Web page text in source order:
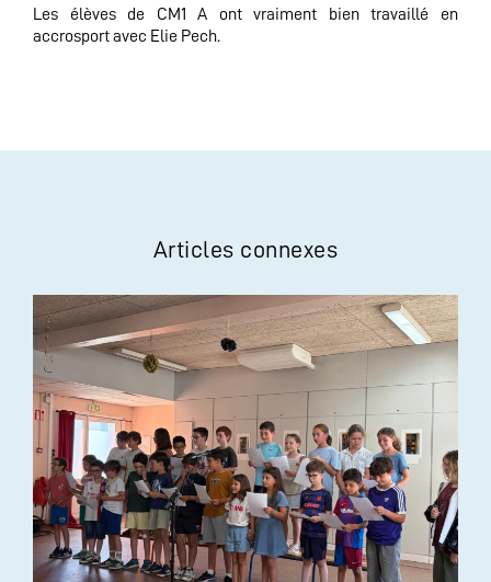
Les élèves de CM1 A ont vraiment bien travaillé en
accrosport avec Elie Pech.
Articles connexes